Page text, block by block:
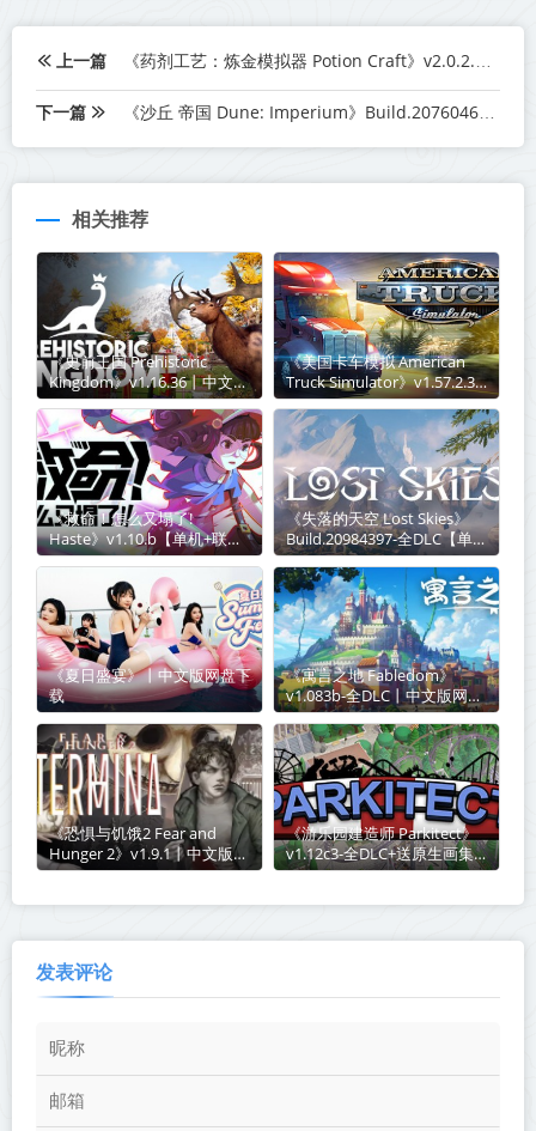
上一篇 《药剂工艺：炼金模拟器 Potion Craft》v2.0.2.0-送修改器丨中文版网盘下载
下一篇 《沙丘 帝国 Dune: Imperium》Build.20760467-全DLC丨中文版网盘下载
相关推荐
《史前王国 Prehistoric
Kingdom》v1.16.36丨中文版
网盘下载
《美国卡车模拟 American
Truck Simulator》v1.57.2.3-
全DLC【单机+联机】丨中文
版网盘下载
《救命！怎么又塌了!
Haste》v1.10.b【单机+联
机】丨中文版网盘下载
《失落的天空 Lost Skies》
Build.20984397-全DLC【单机
+联机】丨中文版网盘下载
《夏日盛宴》丨中文版网盘下
载
《寓言之地 Fabledom》
v1.083b-全DLC丨中文版网盘
下载
《恐惧与饥饿2 Fear and
Hunger 2》v1.9.1丨中文版网
盘下载
《游乐园建造师 Parkitect》
v1.12c3-全DLC+送原生画集
丨中文版网盘下载
发表评论